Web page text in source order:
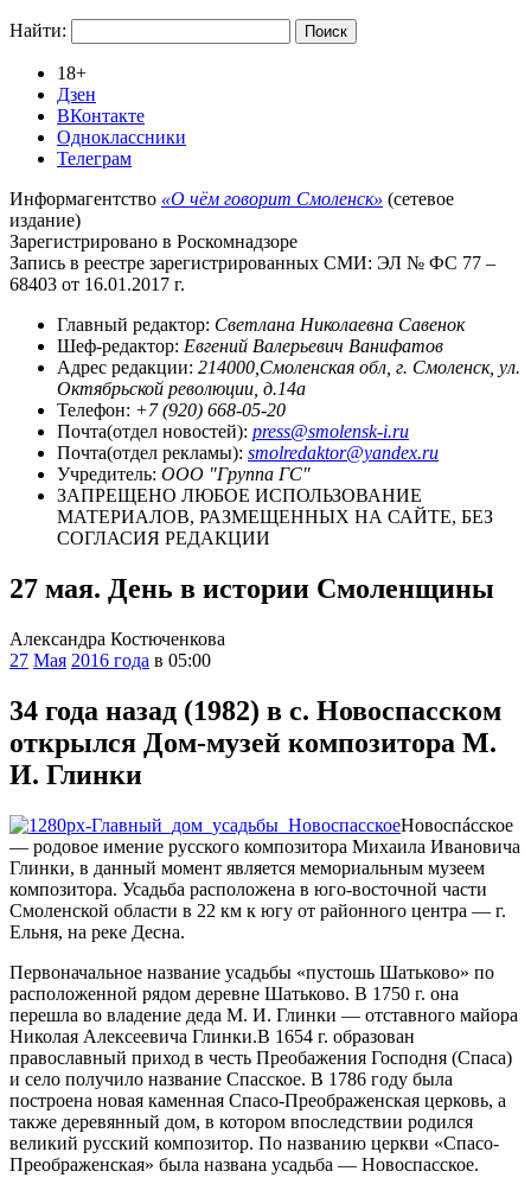
Найти:
18+
Дзен
ВКонтакте
Одноклассники
Телеграм
Информагентство «О чём говорит Смоленск» (сетевое
издание)
Зарегистрировано в Роскомнадзоре
Запись в реестре зарегистрированных СМИ: ЭЛ № ФС 77 –
68403 от 16.01.2017 г.
Главный редактор: Светлана Николаевна Савенок
Шеф-редактор: Евгений Валерьевич Ванифатов
Адрес редакции: 214000,Смоленская обл, г. Смоленск, ул.
Октябрьской революции, д.14а
Телефон: +7 (920) 668-05-20
Почта(отдел новостей): press@smolensk-i.ru
Почта(отдел рекламы): smolredaktor@yandex.ru
Учредитель: ООО "Группа ГС"
ЗАПРЕЩЕНО ЛЮБОЕ ИСПОЛЬЗОВАНИЕ
МАТЕРИАЛОВ, РАЗМЕЩЕННЫХ НА САЙТЕ, БЕЗ
СОГЛАСИЯ РЕДАКЦИИ
27 мая. День в истории Смоленщины
Александра Костюченкова
27 Мая 2016 года в 05:00
34 года назад (1982) в с. Новоспасском
открылся Дом-музей композитора М.
И. Глинки
Новоспáсское
— родовое имение русского композитора Михаила Ивановича
Глинки, в данный момент является мемориальным музеем
композитора. Усадьба расположена в юго-восточной части
Смоленской области в 22 км к югу от районного центра — г.
Ельня, на реке Десна.
Первоначальное название усадьбы «пустошь Шатьково» по
расположенной рядом деревне Шатьково. В 1750 г. она
перешла во владение деда М. И. Глинки — отставного майора
Николая Алексеевича Глинки.В 1654 г. образован
православный приход в честь Преобажения Господня (Спаса)
и село получило название Спасское. В 1786 году была
построена новая каменная Спасо-Преображенская церковь, а
также деревянный дом, в котором впоследствии родился
великий русский композитор. По названию церкви «Спасо-
Преображенская» была названа усадьба — Новоспасское.